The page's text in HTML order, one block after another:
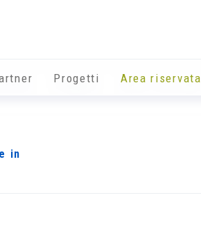
Progetti Area riservata
in